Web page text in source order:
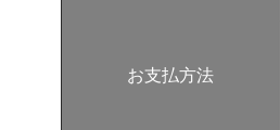
お支払方法